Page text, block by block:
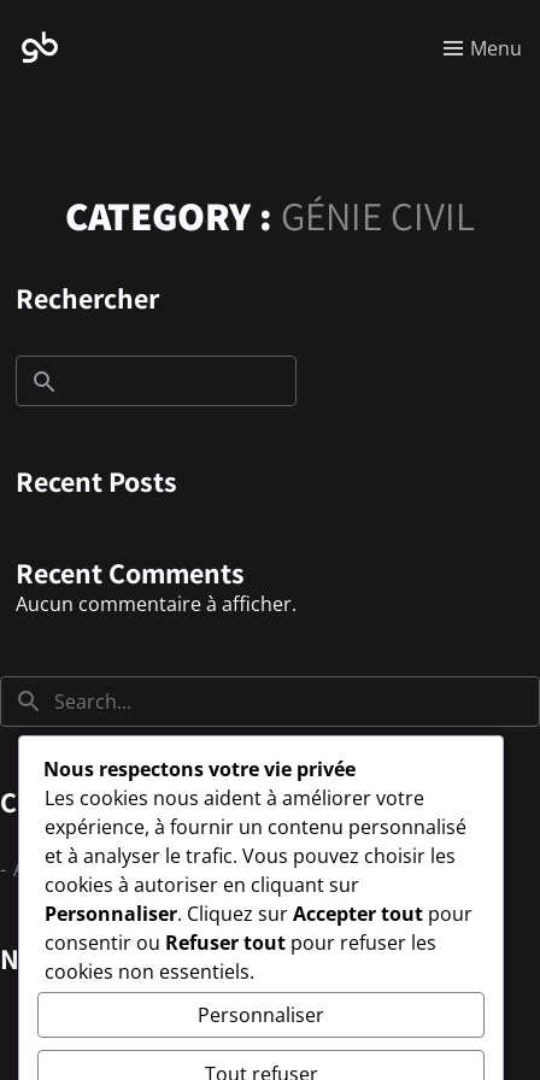
Menu
CATEGORY : GÉNIE CIVIL
Rechercher
Recent Posts
Recent Comments
Aucun commentaire à afficher.
Catégories
Aucune catégorie
Newsletter
Nous respectons votre vie privée
Les cookies nous aident à améliorer votre
expérience, à fournir un contenu personnalisé
et à analyser le trafic. Vous pouvez choisir les
cookies à autoriser en cliquant sur
Personnaliser. Cliquez surAccepter tout pour
consentir ou Refuser tout pour refuser les
cookies non essentiels.
Personnaliser
Tout refuser